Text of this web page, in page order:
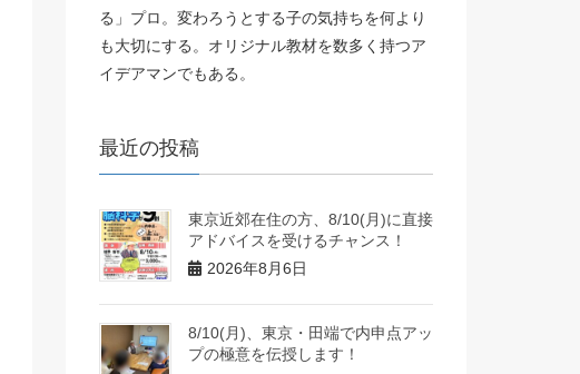
る」プロ。変わろうとする子の気持ちを何より
も大切にする。オリジナル教材を数多く持つア
イデアマンでもある。
最近の投稿
東京近郊在住の方、8/10(月)に直接
アドバイスを受けるチャンス！
2026年8月6日
8/10(月)、東京・田端で内申点アッ
プの極意を伝授します！